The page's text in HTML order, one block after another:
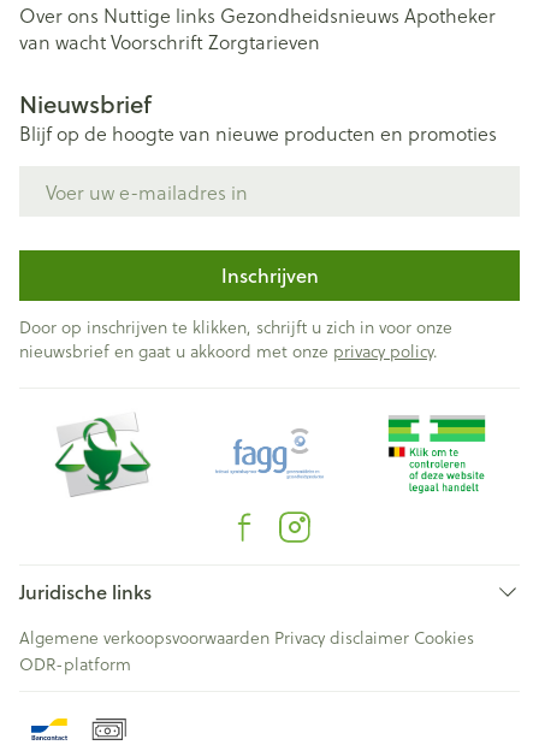
Over ons Nuttige links Gezondheidsnieuws Apotheker
van wachtVoorschriftZorgtarieven
Nieuwsbrief
Blijf op de hoogte van nieuwe producten en promoties
Inschrijven
Door op inschrijven te klikken, schrijft u zich in voor onze
nieuwsbrief en gaat u akkoord met onze privacy policy.
Juridische links
Algemene verkoopsvoorwaarden Privacy disclaimer Cookies
ODR-platform